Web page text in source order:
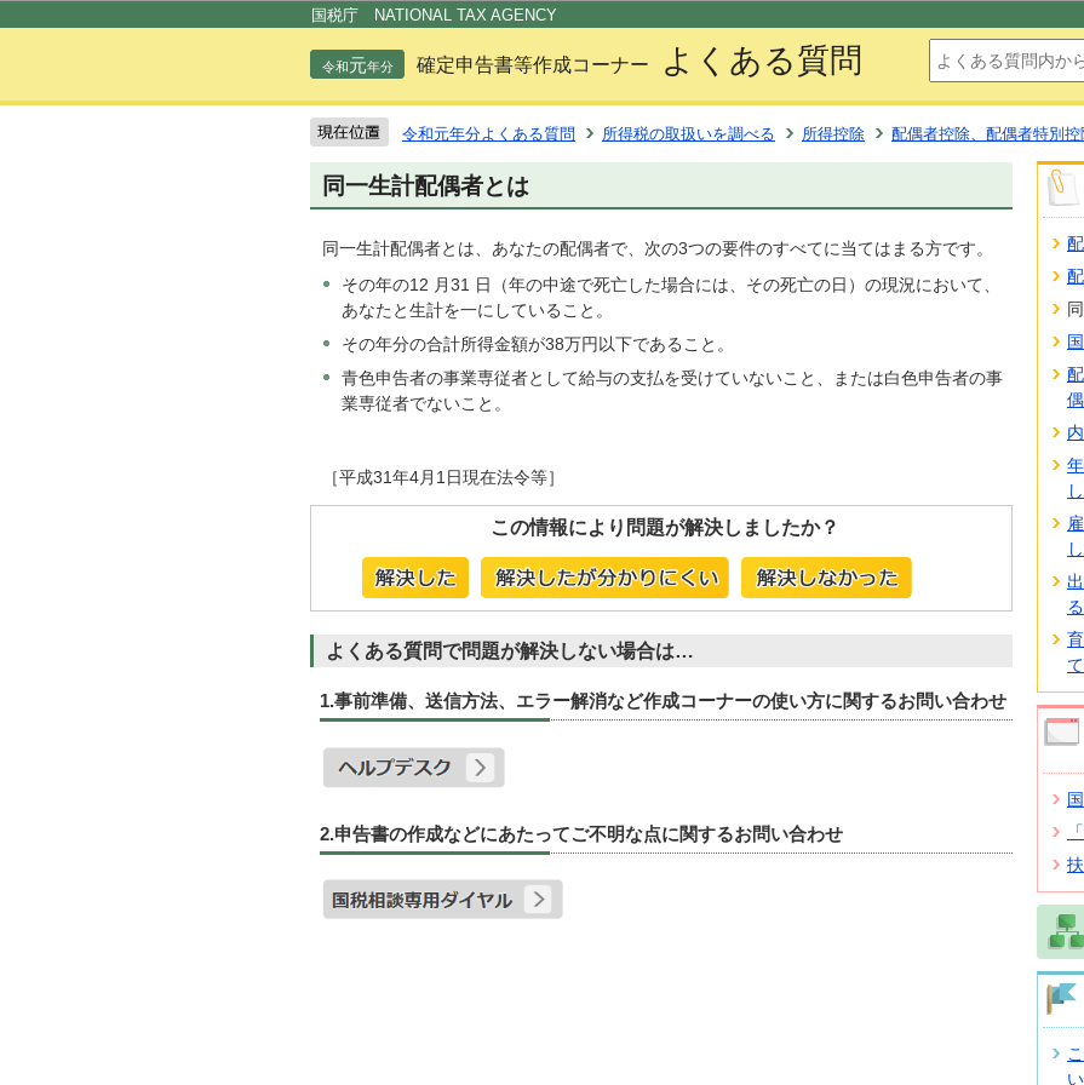
国税庁 NATIONAL TAX AGENCY
令和元年分 確定申告書等作成コーナー よくある質問
令和元年分よくある質問 所得税の取扱いを調べる 所得控除 配偶者控除、配偶者特別控
同一生計配偶者とは
同一生計配偶者とは、あなたの配偶者で、次の3つの要件のすべてに当てはまる方です。
その年の12 月31 日（年の中途で死亡した場合には、その死亡の日）の現況において、
あなたと生計を一にしていること。
その年分の合計所得金額が38万円以下であること。
青色申告者の事業専従者として給与の支払を受けていないこと、または白色申告者の事
業専従者でないこと。
［平成31年4月1日現在法令等］
この情報により問題が解決しましたか？
よくある質問で問題が解決しない場合は…
1.事前準備、送信方法、エラー解消など作成コーナーの使い方に関するお問い合わせ
2.申告書の作成などにあたってご不明な点に関するお問い合わせ